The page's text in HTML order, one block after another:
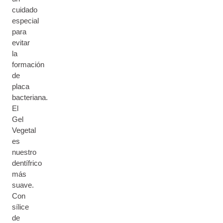
cuidado
especial
para
evitar
la
formación
de
placa
bacteriana.
El
Gel
Vegetal
es
nuestro
dentífrico
más
suave.
Con
sílice
de